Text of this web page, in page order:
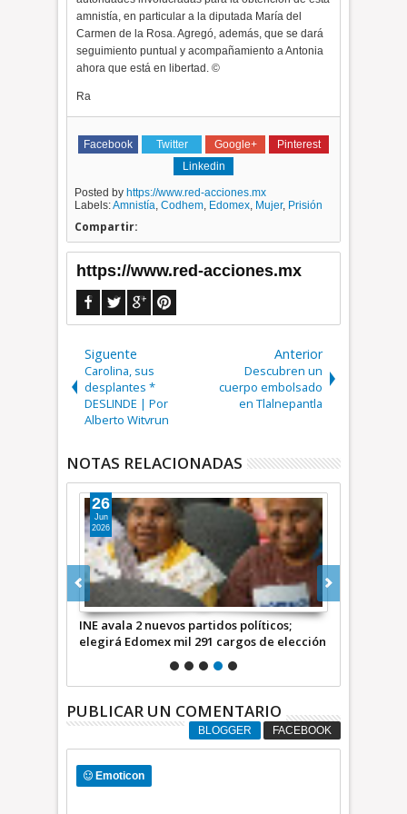
amnistía, en particular a la diputada María del
Carmen de la Rosa. Agregó, además, que se dará
seguimiento puntual y acompañamiento a Antonia
ahora que está en libertad. ©
Ra
Facebook Twitter Google+
Pinterest
Linkedin
Posted by https://www.red-acciones.mx
Labels:Amnistía,Codhem, Edomex, Mujer, Prisión
Compartir:
https://www.red-acciones.mx
Siguente
Carolina, sus
desplantes *
DESLINDE | Por
Alberto Witvrun
Anterior
Descubren un
cuerpo embolsado
en Tlalnepantla
NOTAS RELACIONADAS
INE avala 2 nuevos partidos políticos;
elegirá Edomex mil 291 cargos de elección
26
Jun
2026
PUBLICAR UN COMENTARIO
BLOGGER FACEBOOK
Emoticon